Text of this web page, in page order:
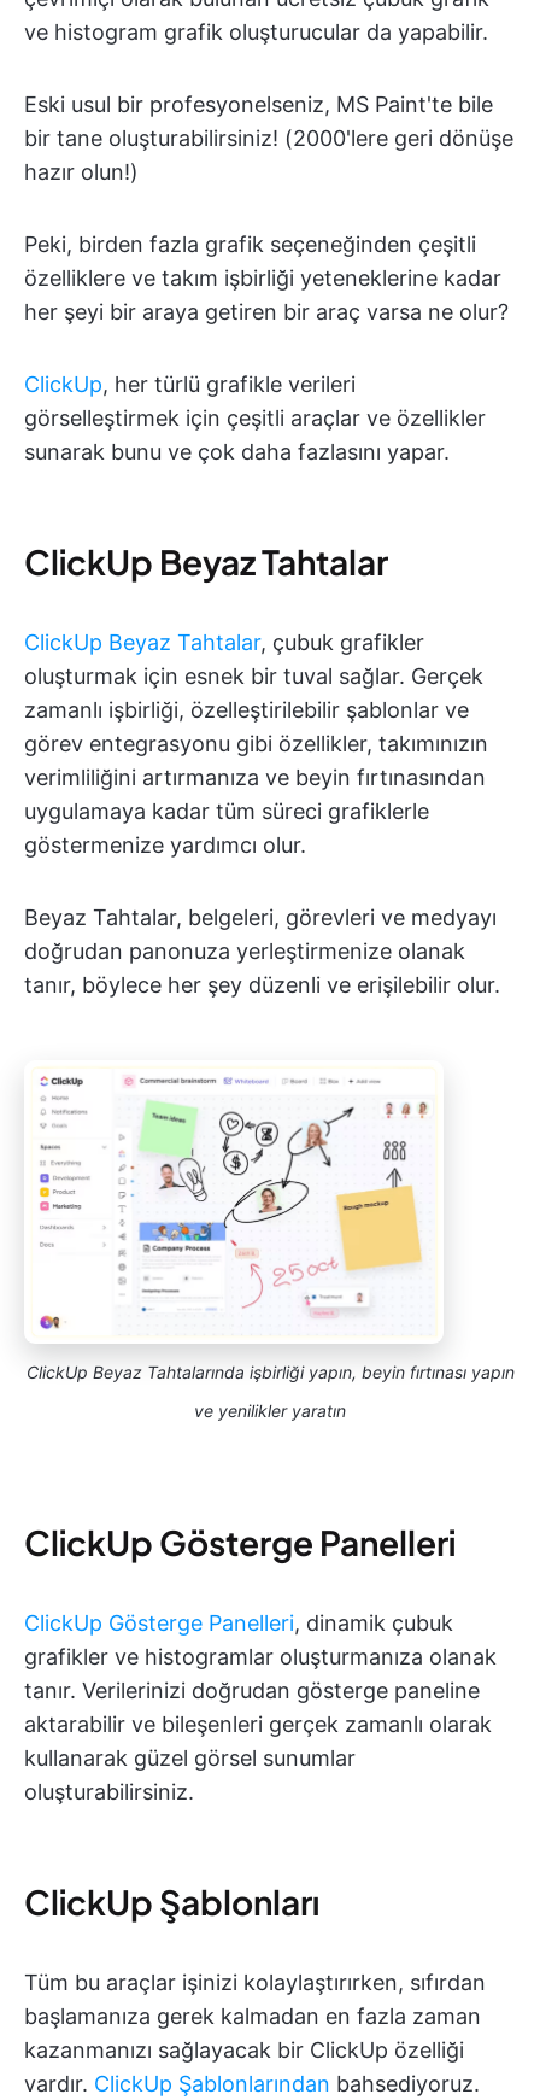
ve histogram grafik oluşturucular da yapabilir.
Eski usul bir profesyonelseniz, MS Paint'te bile
bir tane oluşturabilirsiniz! (2000'lere geri dönüşe
hazır olun!)
Peki, birden fazla grafik seçeneğinden çeşitli
özelliklere ve takım işbirliği yeteneklerine kadar
her şeyi bir araya getiren bir araç varsa ne olur?
ClickUp, her türlü grafikle verileri
görselleştirmek için çeşitli araçlar ve özellikler
sunarak bunu ve çok daha fazlasını yapar.
ClickUp Beyaz Tahtalar
ClickUp Beyaz Tahtalar, çubuk grafikler
oluşturmak için esnek bir tuval sağlar. Gerçek
zamanlı işbirliği, özelleştirilebilir şablonlar ve
görev entegrasyonu gibi özellikler, takımınızın
verimliliğini artırmanıza ve beyin fırtınasından
uygulamaya kadar tüm süreci grafiklerle
göstermenize yardımcı olur.
Beyaz Tahtalar, belgeleri, görevleri ve medyayı
doğrudan panonuza yerleştirmenize olanak
tanır, böylece her şey düzenli ve erişilebilir olur.
ClickUp Beyaz Tahtalarında işbirliği yapın, beyin fırtınası yapın
ve yenilikler yaratın
ClickUp Gösterge Panelleri
ClickUp Gösterge Panelleri, dinamik çubuk
grafikler ve histogramlar oluşturmanıza olanak
tanır. Verilerinizi doğrudan gösterge paneline
aktarabilir ve bileşenleri gerçek zamanlı olarak
kullanarak güzel görsel sunumlar
oluşturabilirsiniz.
ClickUp Şablonları
Tüm bu araçlar işinizi kolaylaştırırken, sıfırdan
başlamanıza gerek kalmadan en fazla zaman
kazanmanızı sağlayacak bir ClickUp özelliği
vardır. ClickUp Şablonlarından bahsediyoruz.